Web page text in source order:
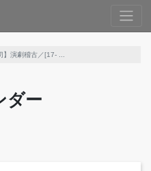
演劇稽古／[17- ...
ダー